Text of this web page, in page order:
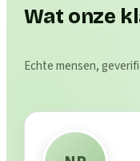
Wat onze
Echte mensen,